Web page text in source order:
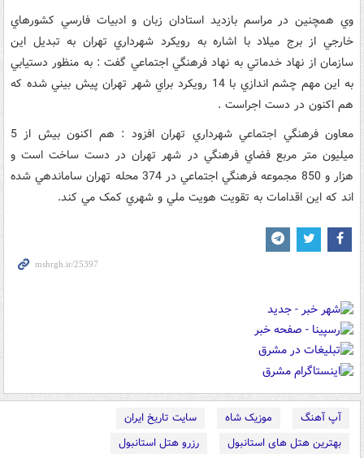
وي همچنين در مراسم بازديد استادان زبان و ادبيات فارسي کشورهاي
خارجي از برج ميلاد با اشاره به رويکرد شهرداري تهران به تبديل اين
سازمان از نهاد خدماتي به نهاد فرهنگي اجتماعي گفت : به منظور دستيابي
به اين مهم چشم اندازي با 14 رويکرد براي شهر تهران پيش بيني شده که
هم اکنون در دست اجراست .
معاون فرهنگي اجتماعي شهرداري تهران افزود : هم اکنون بيش از 5
ميليون متر مربع فضاي فرهنگي در شهر تهران در دست ساخت است و
هزار و 850 مجموعه فرهنگي اجتماعي در 374 محله تهران ساماندهي شده
اند که اين اقدامات به تقويت هويت ملي و شهري کمک مي کند.
آپ آهنگ موزیک شاه
سایت تاریخ ایران
بهترین هتل های استانبول
رزرو هتل استانبول